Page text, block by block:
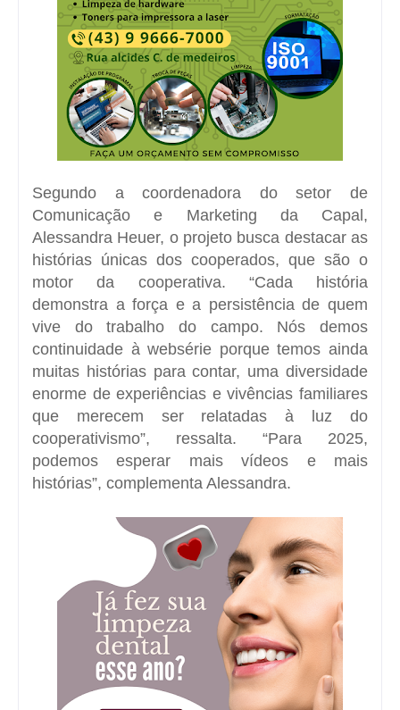
Segundo a coordenadora do setor de
Comunicação e Marketing da Capal,
Alessandra Heuer, o projeto busca destacar as
histórias únicas dos cooperados, que são o
motor da cooperativa. “Cada história
demonstra a força e a persistência de quem
vive do trabalho do campo. Nós demos
continuidade à websérie porque temos ainda
muitas histórias para contar, uma diversidade
enorme de experiências e vivências familiares
que merecem ser relatadas à luz do
cooperativismo”, ressalta. “Para 2025,
podemos esperar mais vídeos e mais
histórias”, complementa Alessandra.